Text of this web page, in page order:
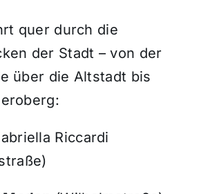
quer durch die
der Stadt – von der
über die Altstadt bis
Riccardi